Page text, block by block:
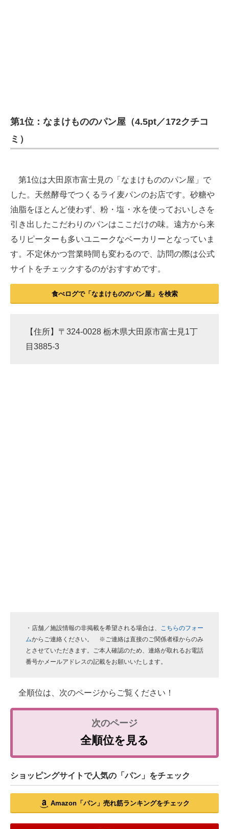
第1位：なまけもののパン屋（4.5pt／172クチコ
ミ）
第1位は大田原市富士見の「なまけもののパン屋」で
した。天然酵母でつくるライ麦パンのお店です。砂糖や
油脂をほとんど使わず、粉・塩・水を使っておいしさを
引き出したこだわりのパンはここだけの味。遠方から来
るリピーターも多いユニークなベーカリーとなっていま
す。不定休かつ営業時間も変わるので、訪問の際は公式
サイトをチェックするのがおすすめです。
食べログで「なまけもののパン屋」を検索
【住所】〒324-0028 栃木県大田原市富士見1丁
目3885-3
・店舗／施設情報の非掲載を希望される場合は、 こちらのフォー
ムからご連絡ください。 ※ご連絡は直接のご関係者様からのみ
とさせていただきます。ご本人確認のため、連絡が取れるお電話
番号かメールアドレスの記載をお願いいたします。
全順位は、次のページからご覧ください！
全順位を見る
ショッピングサイトで人気の「パン」をチェック
Amazon「パン」売れ筋ランキングをチェック